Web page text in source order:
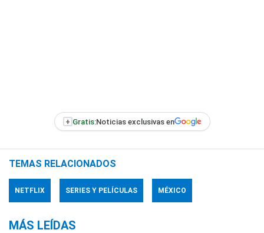
+ Gratis:Noticias exclusivas en
TEMAS RELACIONADOS
NETFLIX SERIES Y PELÍCULAS MÉXICO
MÁS LEÍDAS